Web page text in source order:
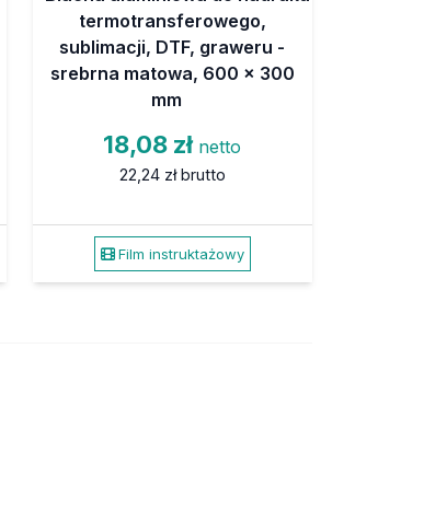
termotransferowego,
sublimacji, DTF, graweru -
srebrna matowa, 600 x 300
mm
18,08 zł netto
22,24 zł brutto
Film instruktażowy